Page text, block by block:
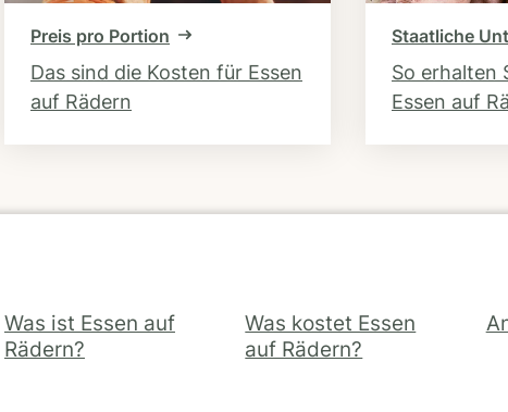
Preis pro Portion
Das sind die Kosten für Essen
auf Rädern
Staatliche
So erhalten
Essen auf
Was ist Essen auf
Rädern?
Was kostet Essen
auf Rädern?